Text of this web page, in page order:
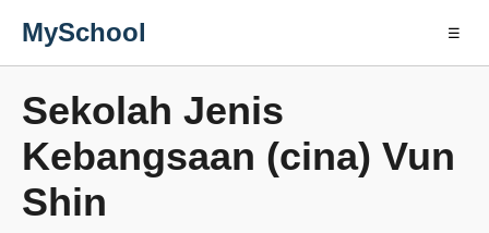
MySchool ☰
Sekolah Jenis
Kebangsaan (cina) Vun
Shin